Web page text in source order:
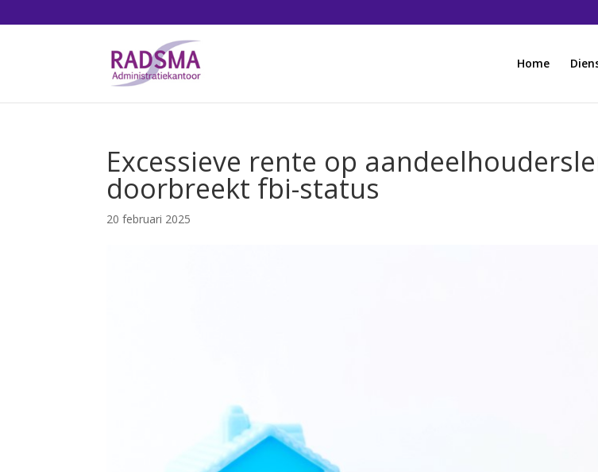
Home
Excessieve rente op
doorbreekt fbi-status
20 februari 2025